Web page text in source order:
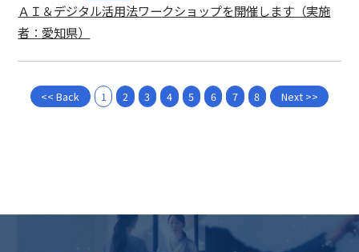
ＡＩ＆デジタル活用法ワークショップを開催します（実施
者：愛知県）
<< Back 1 2 3 4 5 6 7 8 Next >>